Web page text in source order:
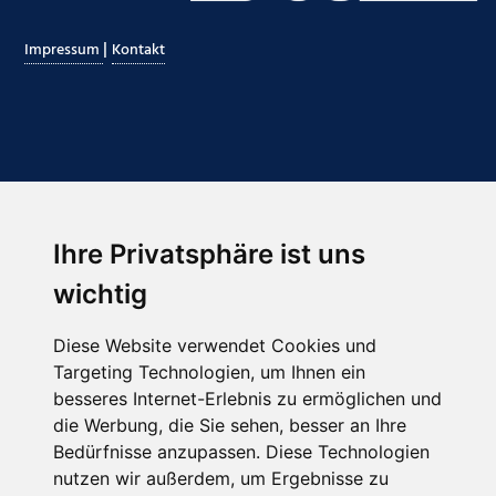
Ihre Privatsphäre ist uns
wichtig
Diese Website verwendet Cookies und
Targeting Technologien, um Ihnen ein
besseres Internet-Erlebnis zu ermöglichen und
die Werbung, die Sie sehen, besser an Ihre
Bedürfnisse anzupassen. Diese Technologien
nutzen wir außerdem, um Ergebnisse zu
Impressum | Kontakt
Abonnieren Sie unseren Newsletter
Email